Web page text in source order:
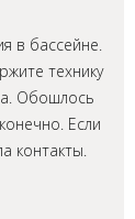
в бассейне.
технику
Обошлось
Если
контакты.